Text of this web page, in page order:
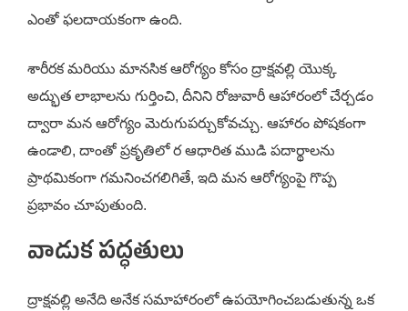
ఎంతో ఫలదాయకంగా ఉంది.
శారీరక మరియు మానసిక ఆరోగ్యం కోసం ద్రాక్షవల్లి యొక్క
అద్భుత లాభాలను గుర్తించి, దీనిని రోజువారీ ఆహారంలో చేర్చడం
ద్వారా మన ఆరోగ్యం మెరుగుపర్చుకోవచ్చు. ఆహారం పోషకంగా
ఉండాలి, దాంతో ప్రకృతిలో ర ఆధారిత ముడి పదార్థాలను
ప్రాథమికంగా గమనించగలిగితే, ఇది మన ఆరోగ్యంపై గొప్ప
ప్రభావం చూపుతుంది.
వాడుక పద్ధతులు
ద్రాక్షవల్లి అనేది అనేక సమాహారంలో ఉపయోగించబడుతున్న ఒక